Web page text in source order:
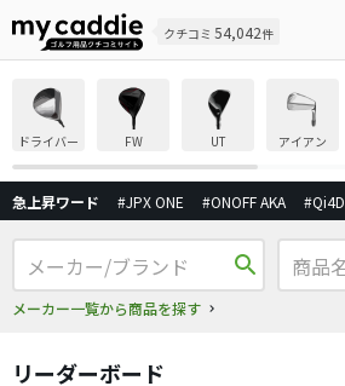
クチコミ 54,042件
ドライバー FW UT アイアン
急上昇ワード #JPX ONE #ONOFF AKA #Qi4D
search
メーカー一覧から商品を探す
リーダーボード